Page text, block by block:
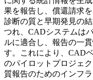
果を報告し、償還請求
診断の質と早期発見の
つれ、CADシステムは
ルに適合し、報告の一
す。これにより、CAD
のパイロットプロジェ
質報告のためのインフ